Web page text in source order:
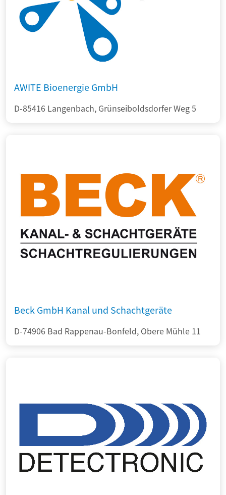
AWITE Bioenergie GmbH
D-85416 Langenbach, Grünseiboldsdorfer Weg 5
Beck GmbH Kanal und Schachtgeräte
D-74906 Bad Rappenau-Bonfeld, Obere Mühle 11